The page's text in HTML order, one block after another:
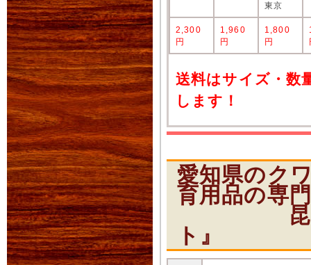
東京
2,300
円
1,960
円
1,800
円
送料はサイズ・数
します！
愛知県のク
育用品の専
昆虫シ
ト』